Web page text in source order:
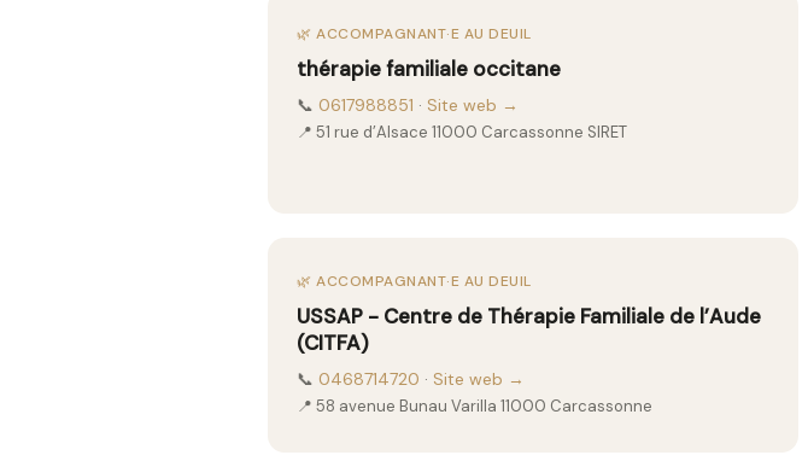
🌿 ACCOMPAGNANT·E AU DEUIL
thérapie familiale occitane
📞 0617988851 · Site web →
📍 51 rue d’Alsace 11000 Carcassonne SIRET
🌿 ACCOMPAGNANT·E AU DEUIL
USSAP - Centre de Thérapie Familiale de l’Aude
(CITFA)
📞 0468714720 · Site web →
📍 58 avenue Bunau Varilla 11000 Carcassonne